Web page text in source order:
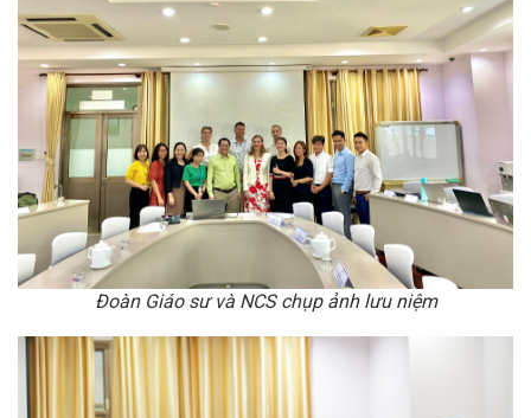
Đoàn Giáo sư và NCS chụp ảnh lưu niệm